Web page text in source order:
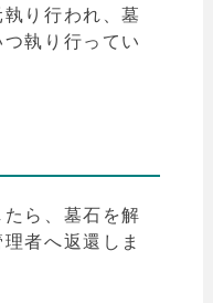
執り行われ、墓
執り行ってい
ら、墓石を解
者へ返還しま